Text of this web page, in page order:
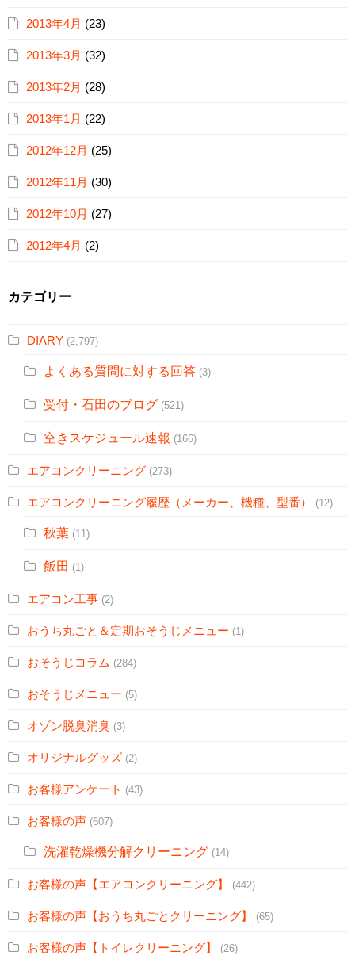
2013年4月 (23)
2013年3月 (32)
2013年2月 (28)
2013年1月 (22)
2012年12月 (25)
2012年11月 (30)
2012年10月 (27)
2012年4月 (2)
カテゴリー
DIARY (2,797)
よくある質問に対する回答 (3)
受付・石田のブログ (521)
空きスケジュール速報 (166)
エアコンクリーニング (273)
エアコンクリーニング履歴（メーカー、機種、型番） (12)
秋葉 (11)
飯田 (1)
エアコン工事 (2)
おうち丸ごと＆定期おそうじメニュー (1)
おそうじコラム (284)
おそうじメニュー (5)
オゾン脱臭消臭 (3)
オリジナルグッズ (2)
お客様アンケート (43)
お客様の声 (607)
洗濯乾燥機分解クリーニング (14)
お客様の声【エアコンクリーニング】 (442)
お客様の声【おうち丸ごとクリーニング】 (65)
お客様の声【トイレクリーニング】 (26)